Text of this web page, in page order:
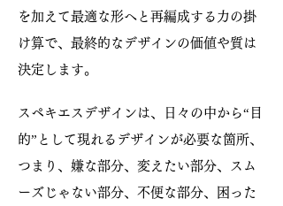
を加えて最適な形へと再編成する力の掛
け算で、最終的なデザインの価値や質は
決定します。
スペキエスデザインは、日々の中から“目
的”として現れるデザインが必要な箇所、
つまり、嫌な部分、変えたい部分、スム
ーズじゃない部分、不便な部分、困った